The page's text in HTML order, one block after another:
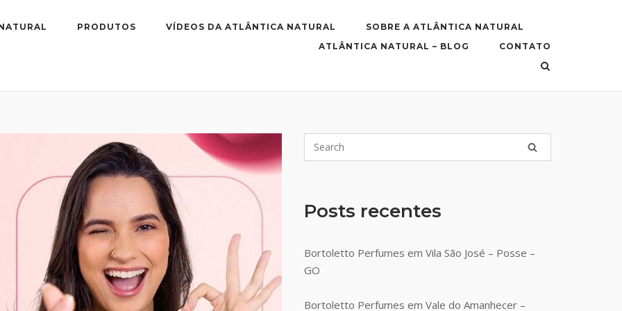
PRODUTOS VÍDEOS DA ATLÂNTICA NATURAL
SOBRE A ATLÂNTICA NATURAL
ATLÂNTICA NATURAL – BLOG
CONTATO
Posts recentes
Bortoletto Perfumes em Vila São José – Posse –
GO
Bortoletto Perfumes em Vale do Amanhecer –